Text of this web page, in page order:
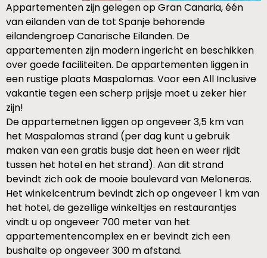
Appartementen zijn gelegen op Gran Canaria, één
van eilanden van de tot Spanje behorende
eilandengroep Canarische Eilanden. De
appartementen zijn modern ingericht en beschikken
over goede faciliteiten. De appartementen liggen in
een rustige plaats Maspalomas. Voor een All Inclusive
vakantie tegen een scherp prijsje moet u zeker hier
zijn!
De appartemetnen liggen op ongeveer 3,5 km van
het Maspalomas strand (per dag kunt u gebruik
maken van een gratis busje dat heen en weer rijdt
tussen het hotel en het strand). Aan dit strand
bevindt zich ook de mooie boulevard van Meloneras.
Het winkelcentrum bevindt zich op ongeveer 1 km van
het hotel, de gezellige winkeltjes en restaurantjes
vindt u op ongeveer 700 meter van het
appartementencomplex en er bevindt zich een
bushalte op ongeveer 300 m afstand.